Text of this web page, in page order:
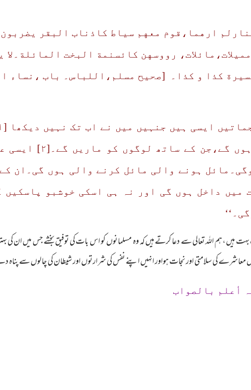
ارهما،قوم معهم سیاط کاذناب البقر
رووسهن کائسنمة البخت المائلة۔لا
کذا و کذا۔ [صحیح مسلم،اللباس۔ باب ،نساء
دموں جیسے کوڑے
ہونے والی مائل کرنے والی ہوں گی۔ان
میں داخل ہوں گی اور نہ ہی اسکی خوشبو پاسکیں
ہیں ،ہم اللہ تعالی سے دعا کرتے ہیں کہ وہ مسلمانوں کو اس بات کی توفیق بخشے جس میں ان
معاشرے کی سلامتی اور نجات ہواور انہیں اپنے نفس کی شرارتوں اور شیطان کی چالوں سے
أعلم بالصواب